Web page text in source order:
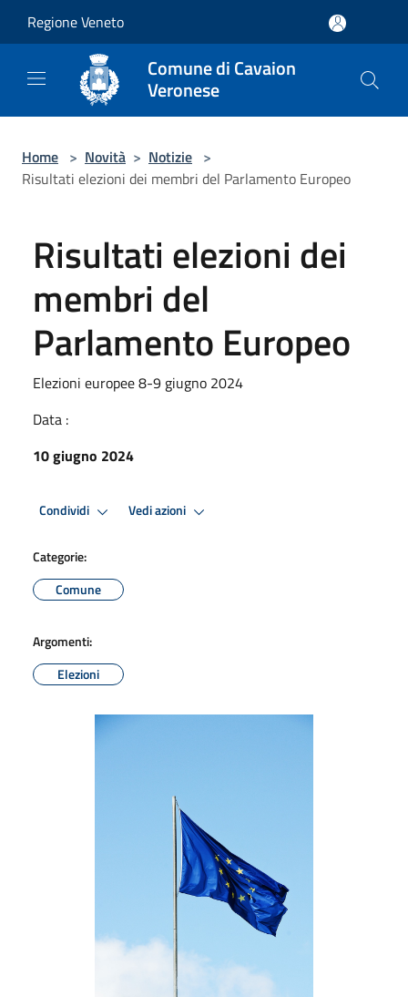
Regione Veneto
Comune di Cavaion
Veronese
Home > Novità > Notizie >
Risultati elezioni dei membri del Parlamento Europeo
Risultati elezioni dei
membri del
Parlamento Europeo
Elezioni europee 8-9 giugno 2024
Data :
10 giugno 2024
Condividi Vedi azioni
Categorie:
Comune
Argomenti:
Elezioni